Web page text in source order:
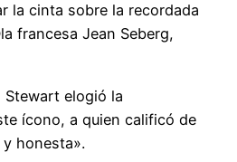
la cinta sobre la recordada
francesa Jean Seberg,
Stewart elogió la
ícono, a quien calificó de
honesta».